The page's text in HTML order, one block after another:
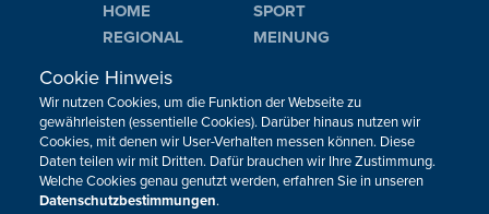
HOME
REGIONAL
INTERNATIONAL
SPORT
MEINUNG
Neuigkeiten zum BRF als Newsletter
Cookie Hinweis
Wir nutzen Cookies, um die Funktion der Webseite zu
gewährleisten (essentielle Cookies). Darüber hinaus nutzen wir
Cookies, mit denen wir User-Verhalten messen können. Diese
Daten teilen wir mit Dritten. Dafür brauchen wir Ihre Zustimmung.
Welche Cookies genau genutzt werden, erfahren Sie in unseren
Datenschutzbestimmungen.